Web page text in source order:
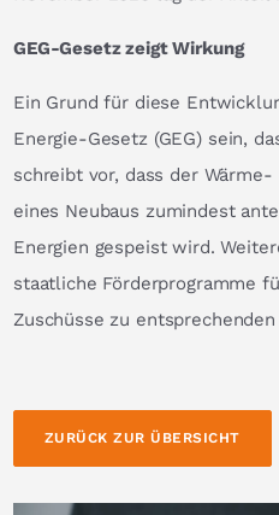
GEG-Gesetz zeigt Wirkung
Ein Grund für diese
Energie-Gesetz (GEG) sein,
schreibt vor, dass der
eines Neubaus zumindest
Energien gespeist wird.
staatliche Förderprogramme
Zuschüsse zu
ZURÜCK ZUR ÜBERSICHT